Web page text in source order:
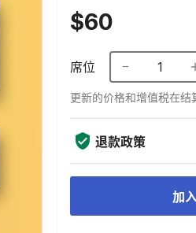
$60
席位 1
更新的价格和增值税在结
退款政策
加